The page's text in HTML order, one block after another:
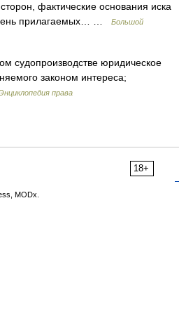
фактические основания иска
прилагаемых… …
Большой
судопроизводстве юридическое
законом интереса;
права
18+
MODx.